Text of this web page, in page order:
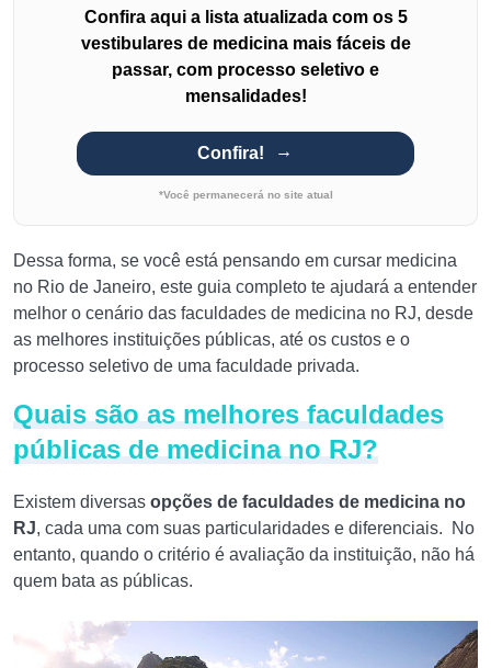
Confira aqui a lista atualizada com os 5
vestibulares de medicina mais fáceis de
passar, com processo seletivo e
mensalidades!
Confira!
*Você permanecerá no site atual
Dessa forma, se você está pensando em cursar medicina
no Rio de Janeiro, este guia completo te ajudará a entender
melhor o cenário das faculdades de medicina no RJ, desde
as melhores instituições públicas, até os custos e o
processo seletivo de uma faculdade privada.
Quais são as melhores faculdades
públicas de medicina no RJ?
Existem diversas opções de faculdades de medicina no
RJ, cada uma com suas particularidades e diferenciais. No
entanto, quando o critério é avaliação da instituição, não há
quem bata as públicas.